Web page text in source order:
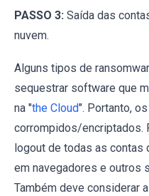
PASSO 3: Saída das
nuvem.
Alguns tipos de
sequestrar software que
na "the Cloud". Portanto,
corrompidos/encriptados.
logout de todas as contas
em navegadores e outros
Também deve considerar